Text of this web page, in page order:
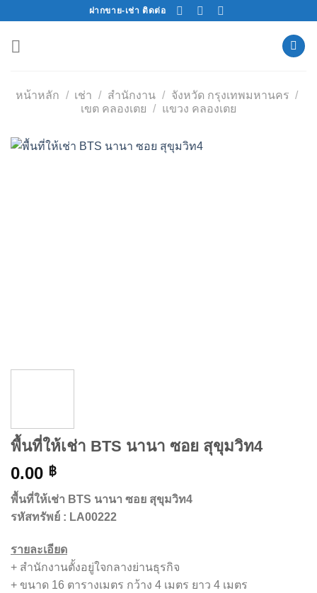
content
ฝากขาย-เช่า ติดต่อ
หน้าหลัก / เช่า / สำนักงาน / จังหวัด กรุงเทพมหานคร /
เขต คลองเตย / แขวง คลองเตย
พื้นที่ให้เช่า BTS นานา ซอย สุขุมวิท4
0.00 ฿
พื้นที่ให้เช่า BTS นานา ซอย สุขุมวิท4
รหัสทรัพย์ : LA00222
รายละเอียด
+ สำนักงานตั้งอยู่ใจกลางย่านธุรกิจ
+ ขนาด 16 ตารางเมตร กว้าง 4 เมตร ยาว 4 เมตร